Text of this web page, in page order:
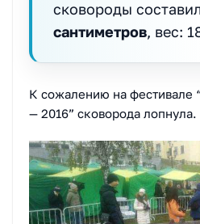
сковороды
сантиметров, вес:
К сожалению на фестивале
— 2016” сковорода лопнула.